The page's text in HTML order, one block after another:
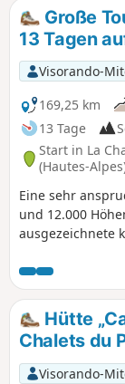
Große
13 Tagen
Visorando-
169,25 km
13 Tage
Start in La
(Hautes-
Eine sehr
und 12.000
ausgezeichnete
Landschaften,
der Tier- und
Farben. Der
gemacht haben.
absolviert, der
schwierigsten
Hütte
Chalets du
Visorando-